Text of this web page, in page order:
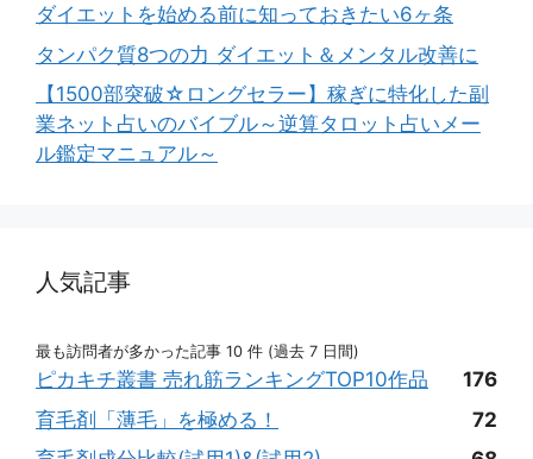
ダイエットを始める前に知っておきたい6ヶ条
タンパク質8つの力 ダイエット＆メンタル改善に
【1500部突破☆ロングセラー】稼ぎに特化した副
業ネット占いのバイブル～逆算タロット占いメー
ル鑑定マニュアル～
人気記事
最も訪問者が多かった記事 10 件 (過去 7 日間)
ピカキチ叢書 売れ筋ランキングTOP10作品
176
育毛剤「薄毛」を極める！
72